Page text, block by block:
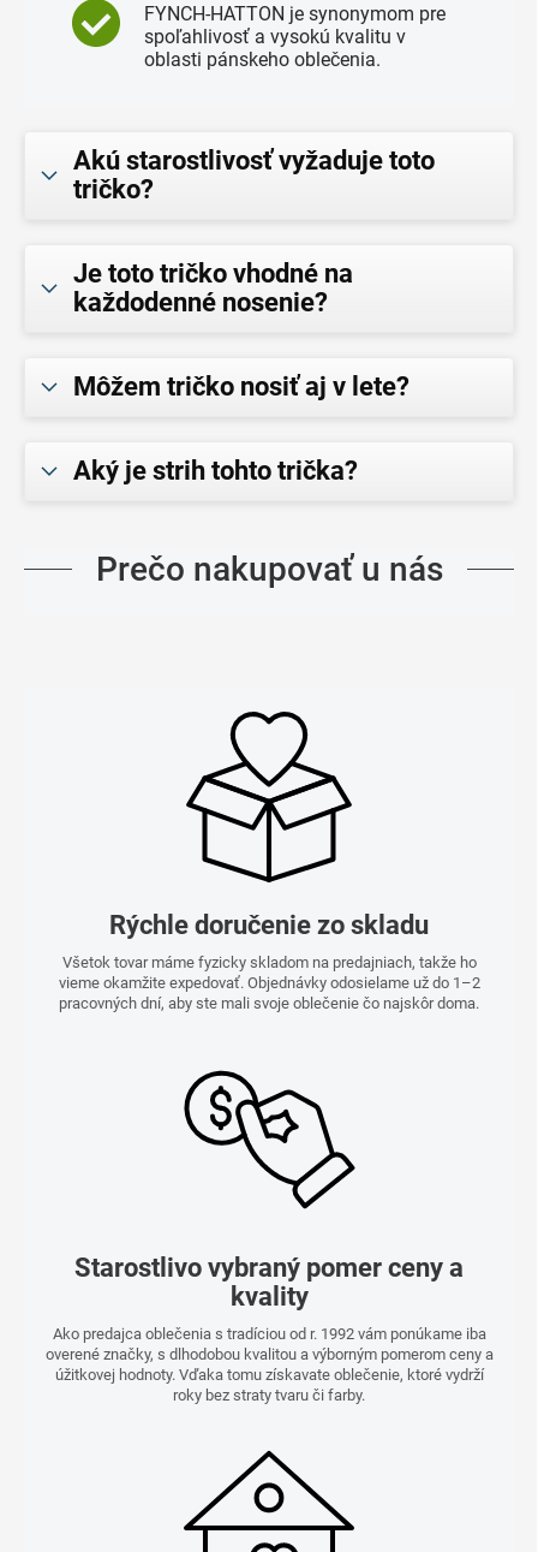
FYNCH-HATTON je synonymom pre
spoľahlivosť a vysokú kvalitu v
oblasti pánskeho oblečenia.
Akú starostlivosť vyžaduje toto
tričko?
Je toto tričko vhodné na
každodenné nosenie?
Môžem tričko nosiť aj v lete?
Aký je strih tohto trička?
Prečo nakupovať u nás
Rýchle doručenie zo skladu
Všetok tovar máme fyzicky skladom na predajniach, takže ho
vieme okamžite expedovať. Objednávky odosielame už do 1–2
pracovných dní, aby ste mali svoje oblečenie čo najskôr doma.
Starostlivo vybraný pomer ceny a
kvality
Ako predajca oblečenia s tradíciou od r. 1992 vám ponúkame iba
overené značky, s dlhodobou kvalitou a výborným pomerom ceny a
úžitkovej hodnoty. Vďaka tomu získavate oblečenie, ktoré vydrží
roky bez straty tvaru či farby.